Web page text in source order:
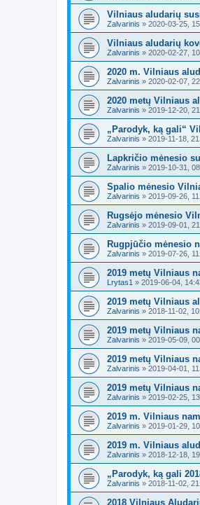
Vilniaus aludarių
Zalvarinis » 2020-03-25,
Vilniaus aludarių
Zalvarinis » 2020-02-27,
2020 m. Vilniaus
Zalvarinis » 2020-02-07,
2020 metų Vilniaus
Zalvarinis » 2019-12-20,
„Parodyk, ką gali“
Zalvarinis » 2019-11-18,
Lapkričio mėnesio
Zalvarinis » 2019-10-31,
Spalio mėnesio
Zalvarinis » 2019-09-26,
Rugsėjo mėnesio
Zalvarinis » 2019-09-01,
Rugpjūčio mėnesio
Zalvarinis » 2019-07-26,
2019 metų Vilniaus
Lrytas1 » 2019-06-04,
2019 metų Vilniaus
Zalvarinis » 2018-11-02,
2019 metų Vilniaus
Zalvarinis » 2019-05-09,
2019 metų Vilniaus
Zalvarinis » 2019-04-01,
2019 metų Vilniaus
Zalvarinis » 2019-02-25,
2019 m. Vilniaus
Zalvarinis » 2019-01-29,
2019 m. Vilniaus
Zalvarinis » 2018-12-18,
„Parodyk, ką gali
Zalvarinis » 2018-11-02,
2018 Vilniaus